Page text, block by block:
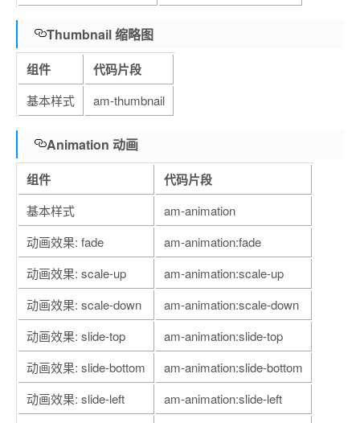
Thumbnail 缩略图
组件 代码片段
基本样式 am-thumbnail
Animation 动画
组件 代码片段
基本样式
am-animation
动画效果: fade
am-animation:fade
动画效果: scale-up
am-animation:scale-up
动画效果: scale-down
am-animation:scale-down
动画效果: slide-top
am-animation:slide-top
动画效果: slide-bottom
am-animation:slide-bottom
动画效果: slide-left
am-animation:slide-left